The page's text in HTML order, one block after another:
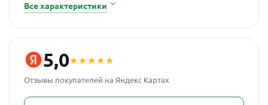
Все характеристики
5,0★★★★★
Отзывы покупателей на Яндекс Картах